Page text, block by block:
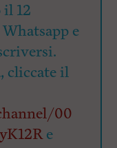
12
e
cliccate il
00
e